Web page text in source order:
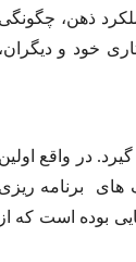
ذهن،
خود و
در واقع
های برنامه
بوده است که